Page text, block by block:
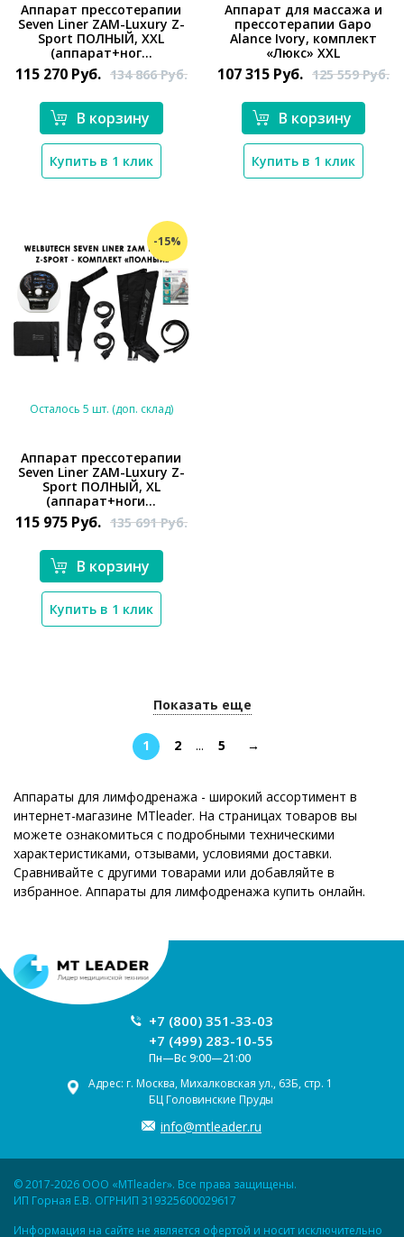
*}
Аппарат прессотерапии
Seven Liner ZAM-Luxury Z-
Sport ПОЛНЫЙ, XXL
(аппарат+ног...
115 270 Руб. 134 866Руб.
В корзину
Купить в 1 клик
*}
Аппарат для массажа и
прессотерапии Gapo
Alance Ivory, комплект
«Люкс» XXL
107 315 Руб. 125 559Руб.
В корзину
Купить в 1 клик
-15%
*}
Осталось 5 шт. (доп. склад)
Аппарат прессотерапии
Seven Liner ZAM-Luxury Z-
Sport ПОЛНЫЙ, XL
(аппарат+ноги...
115 975 Руб. 135 691Руб.
В корзину
Купить в 1 клик
Показать еще
1 2 ... 5 →
Аппараты для лимфодренажа - широкий ассортимент в
интернет-магазине MTleader. На страницах товаров вы
можете ознакомиться с подробными техническими
характеристиками, отзывами, условиями доставки.
Сравнивайте с другими товарами или добавляйте в
избранное. Аппараты для лимфодренажа купить онлайн.
+7 (800) 351-33-03
+7 (499) 283-10-55
Пн—Вс 9:00—21:00
Адрес: г. Москва, Михалковская ул., 63Б, стр. 1
БЦ Головинские Пруды
info@mtleader.ru
© 2017-2026 ООО «MTleader». Все права защищены.
ИП Горная Е.В. ОГРНИП 319325600029617
Информация на сайте не является офертой и носит исключительно